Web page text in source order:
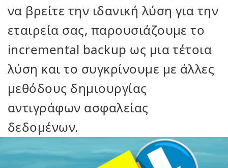
να βρείτε την ιδανική λύση για την
εταιρεία σας, παρουσιάζουμε το
incremental backup ως μια τέτοια
λύση και το συγκρίνουμε με άλλες
μεθόδους δημιουργίας
αντιγράφων ασφαλείας
δεδομένων.